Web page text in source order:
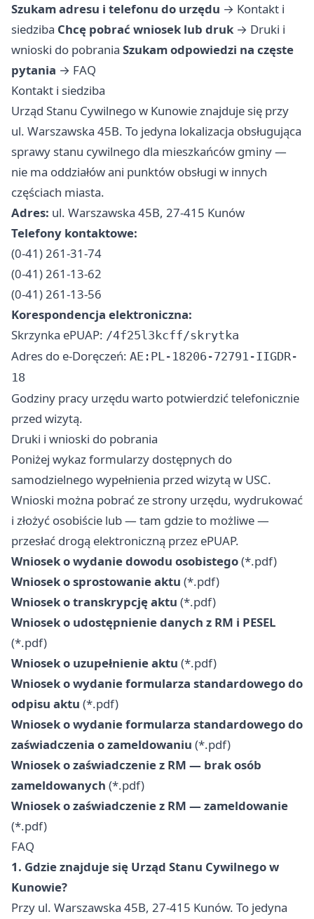
Szukam adresu i telefonu do urzędu → Kontakt i
siedziba Chcę pobrać wniosek lub druk → Druki i
wnioski do pobrania Szukam odpowiedzi na częste
pytania → FAQ
Kontakt i siedziba
Urząd Stanu Cywilnego w Kunowie znajduje się przy
ul. Warszawska 45B. To jedyna lokalizacja obsługująca
sprawy stanu cywilnego dla mieszkańców gminy —
nie ma oddziałów ani punktów obsługi w innych
częściach miasta.
Adres: ul. Warszawska 45B, 27-415 Kunów
Telefony kontaktowe:
(0-41) 261-31-74
(0-41) 261-13-62
(0-41) 261-13-56
Korespondencja elektroniczna:
Skrzynka ePUAP: /4f25l3kcff/skrytka
Adres do e-Doręczeń: AE:PL-18206-72791-IIGDR-
18
Godziny pracy urzędu warto potwierdzić telefonicznie
przed wizytą.
Druki i wnioski do pobrania
Poniżej wykaz formularzy dostępnych do
samodzielnego wypełnienia przed wizytą w USC.
Wnioski można pobrać ze strony urzędu, wydrukować
i złożyć osobiście lub — tam gdzie to możliwe —
przesłać drogą elektroniczną przez ePUAP.
Wniosek o wydanie dowodu osobistego(*.pdf)
Wniosek o sprostowanie aktu (*.pdf)
Wniosek o transkrypcję aktu (*.pdf)
Wniosek o udostępnienie danych z RM i PESEL
(*.pdf)
Wniosek o uzupełnienie aktu (*.pdf)
Wniosek o wydanie formularza standardowego do
odpisu aktu (*.pdf)
Wniosek o wydanie formularza standardowego do
zaświadczenia o zameldowaniu (*.pdf)
Wniosek o zaświadczenie z RM — brak osób
zameldowanych (*.pdf)
Wniosek o zaświadczenie z RM — zameldowanie
(*.pdf)
FAQ
1. Gdzie znajduje się Urząd Stanu Cywilnego w
Kunowie?
Przy ul. Warszawska 45B, 27-415 Kunów. To jedyna